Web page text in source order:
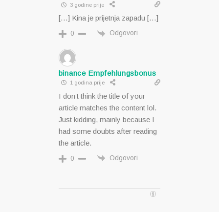
3 godine prije
[…] Kina je prijetnja zapadu […]
0 Odgovori
binance Empfehlungsbonus
1 godina prije
I don’t think the title of your
article matches the content lol.
Just kidding, mainly because I
had some doubts after reading
the article.
0 Odgovori